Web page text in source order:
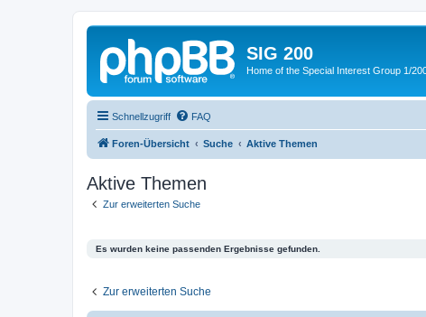
SIG 200
Home of the Special Interest Group 1/
Schnellzugriff FAQ
Foren-Übersicht Suche Aktive Themen
Aktive Themen
Zur erweiterten Suche
Es wurden keine passenden Ergebnisse gefunden.
Zur erweiterten Suche